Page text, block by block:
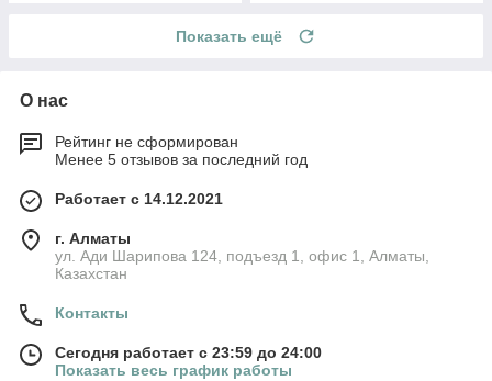
Показать ещё
О нас
Рейтинг не сформирован
Менее 5 отзывов за последний год
Работает с 14.12.2021
г. Алматы
ул. Ади Шарипова 124, подъезд 1, офис 1, Алматы,
Казахстан
Контакты
Сегодня работает с 23:59 до 24:00
Показать весь график работы